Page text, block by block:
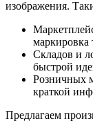
изображения.
маркировка
Складов и
быстрой
Розничных
краткой
Предлагаем